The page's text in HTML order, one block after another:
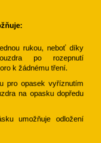
rukou, neboť díky
po rozepnutí
k žádnému tření.
pro opasek vyříznutím
na opasku dopředu
umožňuje odložení